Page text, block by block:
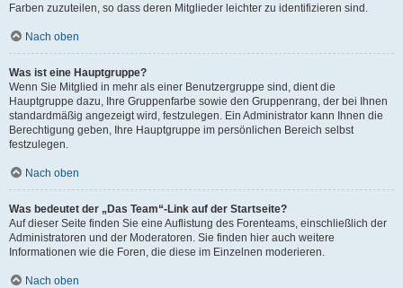
Farben zuzuteilen, so dass deren Mitglieder leichter zu identifizieren sind.
Nach oben
Was ist eine Hauptgruppe?
Wenn Sie Mitglied in mehr als einer Benutzergruppe sind, dient die
Hauptgruppe dazu, Ihre Gruppenfarbe sowie den Gruppenrang, der bei Ihnen
standardmäßig angezeigt wird, festzulegen. Ein Administrator kann Ihnen die
Berechtigung geben, Ihre Hauptgruppe im persönlichen Bereich selbst
festzulegen.
Nach oben
Was bedeutet der „Das Team“-Link auf der Startseite?
Auf dieser Seite finden Sie eine Auflistung des Forenteams, einschließlich der
Administratoren und der Moderatoren. Sie finden hier auch weitere
Informationen wie die Foren, die diese im Einzelnen moderieren.
Nach oben